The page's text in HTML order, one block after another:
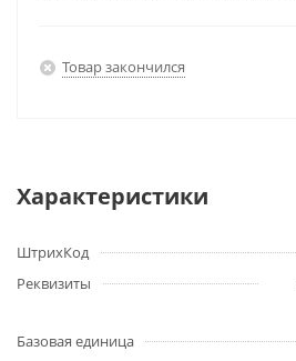
Товар закончился
Характеристики
ШтрихКод
Реквизиты
Базовая единица